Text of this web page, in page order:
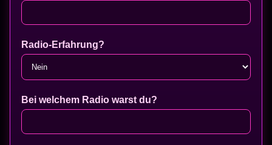
Radio-Erfahrung?
Bei welchem Radio warst du?